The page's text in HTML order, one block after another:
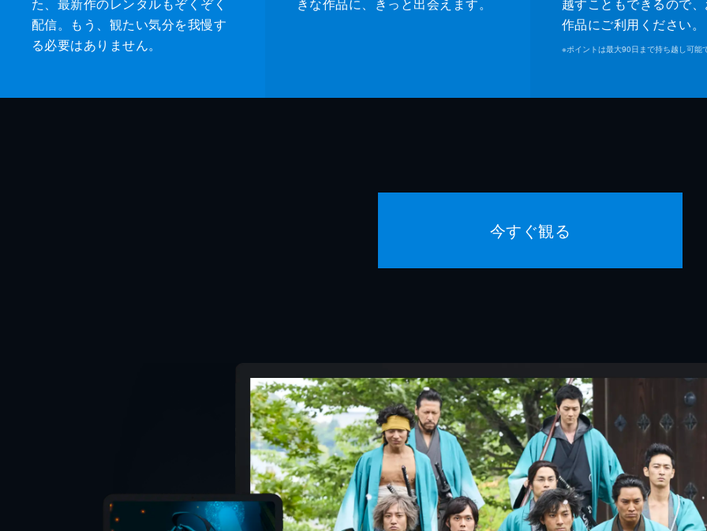
配信。もう、観たい気分を我慢す
る必要はありません。
作品にご利用ください。
※ポイントは最大90日まで持ち越し可能
今すぐ観る